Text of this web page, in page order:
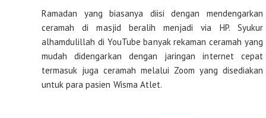
Ramadan yang biasanya diisi dengan mendengarkan
ceramah di masjid beralih menjadi via HP. Syukur
alhamdulillah di YouTube banyak rekaman ceramah yang
mudah didengarkan dengan jaringan internet cepat
termasuk juga ceramah melalui Zoom yang disediakan
untuk para pasien Wisma Atlet.